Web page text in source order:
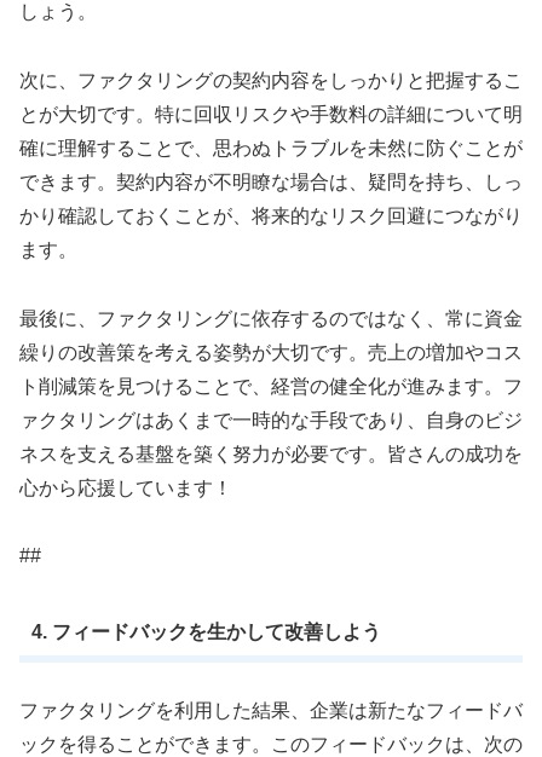
しょう。
次に、ファクタリングの契約内容をしっかりと把握するこ
とが大切です。特に回収リスクや手数料の詳細について明
確に理解することで、思わぬトラブルを未然に防ぐことが
できます。契約内容が不明瞭な場合は、疑問を持ち、しっ
かり確認しておくことが、将来的なリスク回避につながり
ます。
最後に、ファクタリングに依存するのではなく、常に資金
繰りの改善策を考える姿勢が大切です。売上の増加やコス
ト削減策を見つけることで、経営の健全化が進みます。フ
ァクタリングはあくまで一時的な手段であり、自身のビジ
ネスを支える基盤を築く努力が必要です。皆さんの成功を
心から応援しています！
##
4. フィードバックを生かして改善しよう
ファクタリングを利用した結果、企業は新たなフィードバ
ックを得ることができます。このフィードバックは、次の